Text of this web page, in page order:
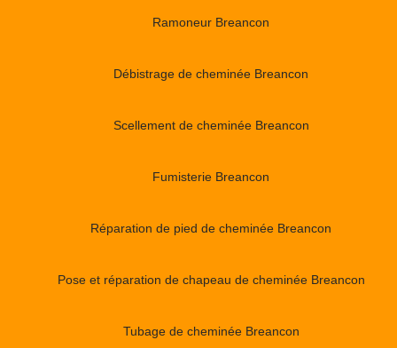
Ramoneur Breancon
Débistrage de cheminée Breancon
Scellement de cheminée Breancon
Fumisterie Breancon
Réparation de pied de cheminée Breancon
Pose et réparation de chapeau de cheminée Breancon
Tubage de cheminée Breancon